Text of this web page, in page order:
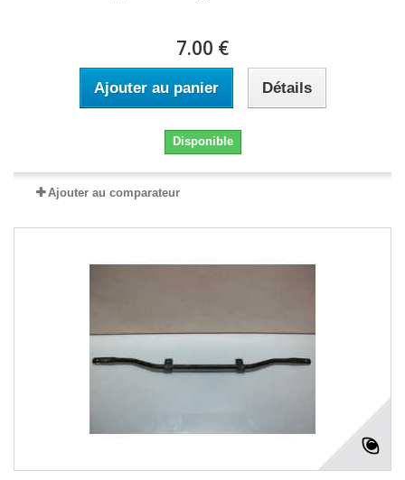
7.00 €
Ajouter au panier Détails
Disponible
Ajouter au comparateur